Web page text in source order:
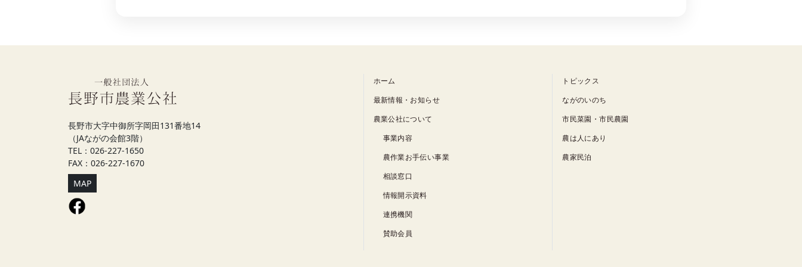
長野市大字中御所字岡田131番地14
（JAながの会館3階）
TEL：026-227-1650
FAX：026-227-1670
MAP
ホーム
最新情報・お知らせ
農業公社について
事業内容
農作業お手伝い事業
相談窓口
情報開示資料
連携機関
賛助会員
トピックス
ながのいのち
市民菜園・市民農園
農は人にあり
農家民泊